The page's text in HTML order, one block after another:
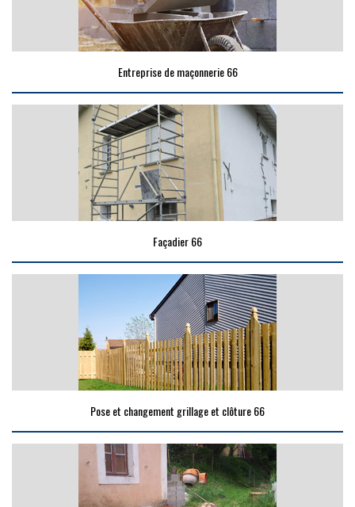
Entreprise de maçonnerie 66
Façadier 66
Pose et changement grillage et clôture 66